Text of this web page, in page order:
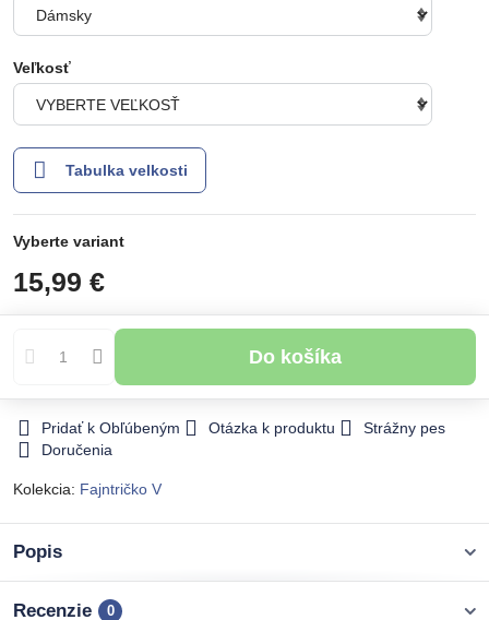
Veľkosť
Tabulka velkosti
Vyberte variant
15,99 €
Do košíka
Pridať k Obľúbeným Otázka k produktu
Strážny pes
Doručenia
Kolekcia: Fajntričko V
Popis
Recenzie 0